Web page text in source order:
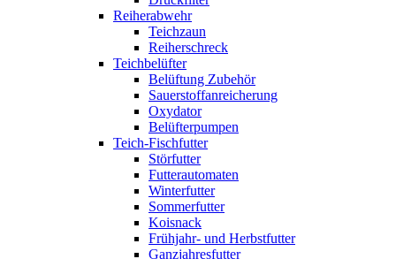
Reiherabwehr
Teichzaun
Reiherschreck
Teichbelüfter
Belüftung Zubehör
Sauerstoffanreicherung
Oxydator
Belüfterpumpen
Teich-Fischfutter
Störfutter
Futterautomaten
Winterfutter
Sommerfutter
Koisnack
Frühjahr- und Herbstfutter
Ganzjahresfutter